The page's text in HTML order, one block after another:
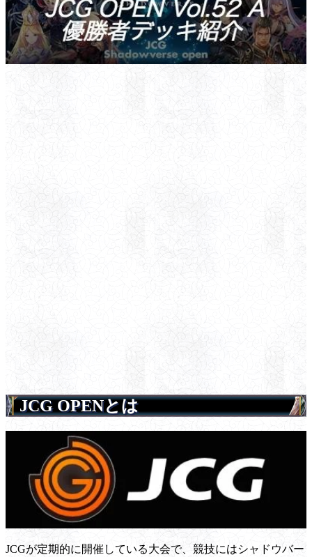
JCG OPENとは
JCGが定期的に開催している大会で、競技にはシャドウバー